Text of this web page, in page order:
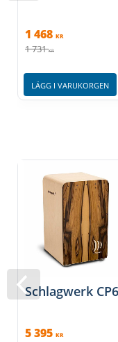
1 468 KR
1 731 KR
LÄGG I VARUKORGEN
Schlagwerk
5 395 KR